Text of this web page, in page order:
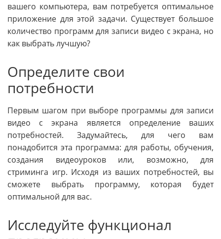
вашего компьютера, вам потребуется оптимальное
приложение для этой задачи. Существует большое
количество программ для записи видео с экрана, но
как выбрать лучшую?
Определите свои
потребности
Первым шагом при выборе программы для записи
видео с экрана является определение ваших
потребностей. Задумайтесь, для чего вам
понадобится эта программа: для работы, обучения,
создания видеоуроков или, возможно, для
стриминга игр. Исходя из ваших потребностей, вы
сможете выбрать программу, которая будет
оптимальной для вас.
Исследуйте функционал